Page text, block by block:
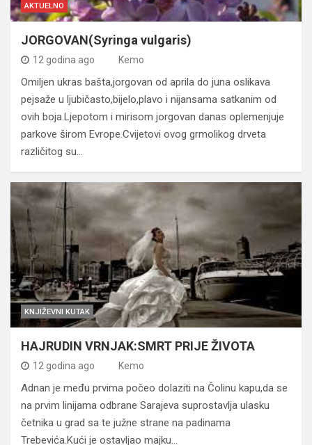
AKTUELNO
JORGOVAN(Syringa vulgaris)
12 godina ago Kemo
Omiljen ukras bašta,jorgovan od aprila do juna oslikava
pejsaže u ljubičasto,bijelo,plavo i nijansama satkanim od
ovih boja.Ljepotom i mirisom jorgovan danas oplemenjuje
parkove širom Evrope.Cvijetovi ovog grmolikog drveta
različitog su…
KNJIŽEVNI KUTAK
HAJRUDIN VRNJAK:SMRT PRIJE ŽIVOTA
12 godina ago Kemo
Adnan je među prvima počeo dolaziti na Čolinu kapu,da se
na prvim linijama odbrane Sarajeva suprostavlja ulasku
četnika u grad sa te južne strane na padinama
Trebevića.Kući je ostavljao majku…